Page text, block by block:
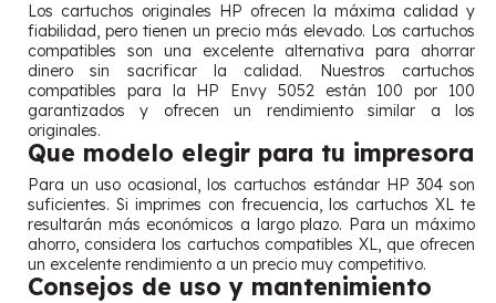
Los cartuchos originales HP ofrecen la máxima calidad y
fiabilidad, pero tienen un precio más elevado. Los cartuchos
compatibles son una excelente alternativa para ahorrar
dinero sin sacrificar la calidad. Nuestros cartuchos
compatibles para la HP Envy 5052 están 100 por 100
garantizados y ofrecen un rendimiento similar a los
originales.
Que modelo elegir para tu impresora
Para un uso ocasional, los cartuchos estándar HP 304 son
suficientes. Si imprimes con frecuencia, los cartuchos XL te
resultarán más económicos a largo plazo. Para un máximo
ahorro, considera los cartuchos compatibles XL, que ofrecen
un excelente rendimiento a un precio muy competitivo.
Consejos de uso y mantenimiento